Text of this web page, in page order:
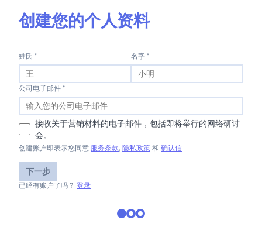
创建您的个人资料
姓氏 * 名字 *
公司电子邮件 *
接收关于营销材料的电子邮件，包括即将举行的网络研讨
会。
创建账户即表示您同意 服务条款, 隐私政策 和 确认信
下一步
已经有账户了吗？ 登录